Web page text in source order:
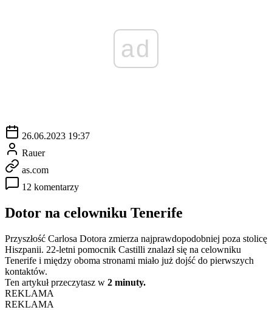
ad
26.06.2023 19:37
Rauer
as.com
12 komentarzy
Dotor na celowniku Tenerife
Przyszłość Carlosa Dotora zmierza najprawdopodobniej poza stolicę
Hiszpanii. 22-letni pomocnik Castilli znalazł się na celowniku
Tenerife i między oboma stronami miało już dojść do pierwszych
kontaktów.
Ten artykuł przeczytasz w 2 minuty.
REKLAMA
REKLAMA